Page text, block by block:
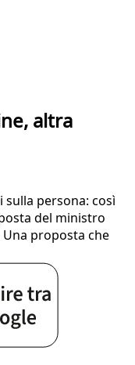
altra
persona: così
del ministro
proposta che